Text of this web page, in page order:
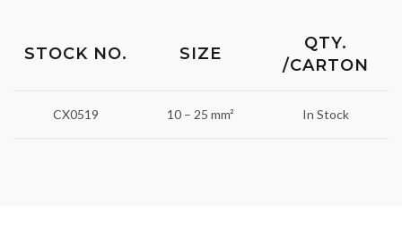
STOCK NO. SIZE
QTY.
/CARTON
CX0519 10 – 25 mm² In Stock